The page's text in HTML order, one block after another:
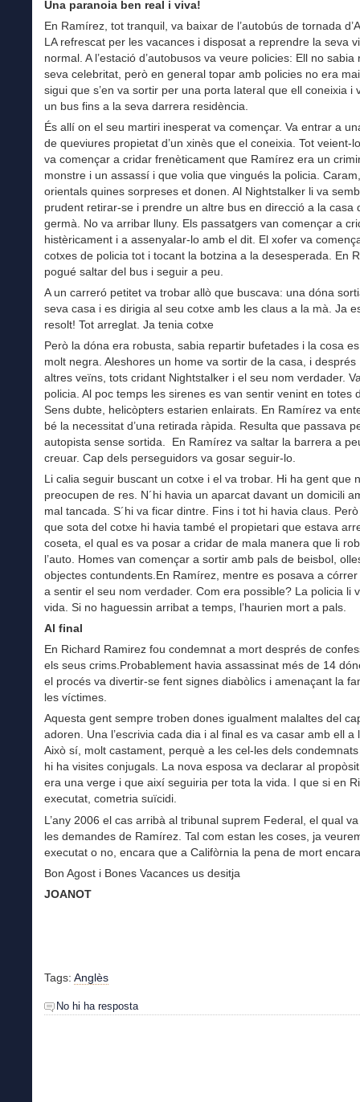
Una paranoia ben real i viva!
En Ramírez, tot tranquil, va baixar de l’autobús de tornada
LA refrescat per les vacances i disposat a reprendre la seva
normal. A l’estació d’autobusos va veure policies: Ell no sabia
seva celebritat, però en general topar amb policies no era
sigui que s’en va sortir per una porta lateral que ell coneixia i
un bus fins a la seva darrera residència.
És allí on el seu martiri inesperat va començar. Va entrar a
de queviures propietat d’un xinès que el coneixia. Tot veient-
va començar a cridar frenèticament que Ramírez era un
monstre i un assassí i que volia que vingués la policia.
orientals quines sorpreses et donen. Al Nightstalker li va
prudent retirar-se i prendre un altre bus en direcció a la casa
germà. No va arribar lluny. Els passatgers van començar a
histèricament i a assenyalar-lo amb el dit. El xofer va
cotxes de policia tot i tocant la botzina a la desesperada. En
pogué saltar del bus i seguir a peu.
A un carreró petitet va trobar allò que buscava: una dóna
seva casa i es dirigia al seu cotxe amb les claus a la mà. Ja
resolt! Tot arreglat. Ja tenia cotxe
Però la dóna era robusta, sabia repartir bufetades i la cosa
molt negra. Aleshores un home va sortir de la casa, i després
altres veïns, tots cridant Nightstalker i el seu nom verdader.
policia. Al poc temps les sirenes es van sentir venint en totes
Sens dubte, helicòpters estarien enlairats. En Ramírez va
bé la necessitat d’una retirada ràpida. Resulta que passava
autopista sense sortida. En Ramírez va saltar la barrera a
creuar. Cap dels perseguidors va gosar seguir-lo.
Li calia seguir buscant un cotxe i el va trobar. Hi ha gent que
preocupen de res. N´hi havia un aparcat davant un domicili
mal tancada. S´hi va ficar dintre. Fins i tot hi havia claus.
que sota del cotxe hi havia també el propietari que estava
coseta, el qual es va posar a cridar de mala manera que li
l’auto. Homes van començar a sortir amb pals de beisbol,
objectes contundents.En Ramírez, mentre es posava a
a sentir el seu nom verdader. Com era possible? La policia li
vida. Si no haguessin arribat a temps, l’haurien mort a pals.
Al final
En Richard Ramirez fou condemnat a mort després de
els seus crims.Probablement havia assassinat més de 14
el procés va divertir-se fent signes diabòlics i amenaçant la
les víctimes.
Aquesta gent sempre troben dones igualment malaltes del
adoren. Una l’escrivia cada dia i al final es va casar amb ell a
Això sí, molt castament, perquè a les cel-les dels
hi ha visites conjugals. La nova esposa va declarar al
era una verge i que així seguiria per tota la vida. I que si en
executat, cometria suïcidi.
L’any 2006 el cas arribà al tribunal suprem Federal, el qual
les demandes de Ramírez. Tal com estan les coses, ja
executat o no, encara que a Califòrnia la pena de mort
Bon Agost i Bones Vacances us desitja
JOANOT
Tags: Anglès
No hi ha resposta